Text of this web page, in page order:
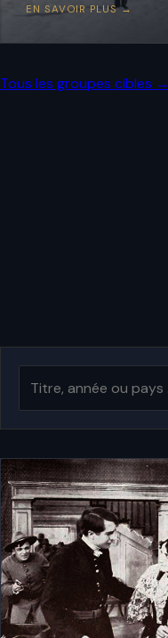
EN SAVOIR PLUS →
Tous les groupes cibles →